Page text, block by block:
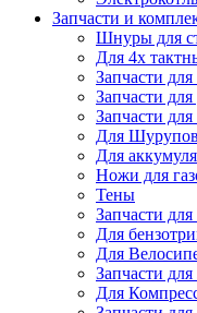
Запчасти и
Шнуры для
Для 4х
Запчасти
Запчасти
Запчасти
Для
Для
Ножи для
Тены
Запчасти
Для
Для
Запчасти
Для